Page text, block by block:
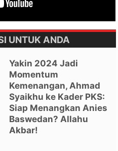
UNTUK ANDA
Yakin 2024 Jadi
Momentum
Kemenangan, Ahmad
Syaikhu ke Kader PKS:
Siap Menangkan Anies
Baswedan? Allahu
Akbar!